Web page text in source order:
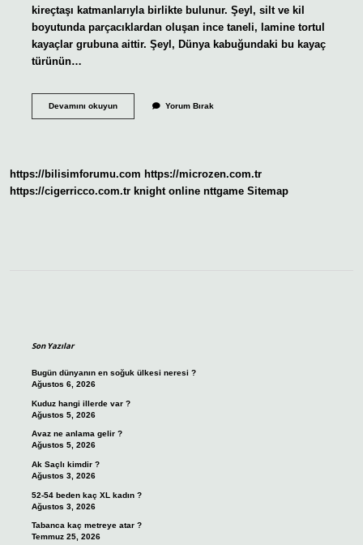
kireçtaşı katmanlarıyla birlikte bulunur. Şeyl, silt ve kil
boyutunda parçacıklardan oluşan ince taneli, lamine tortul
kayaçlar grubuna aittir. Şeyl, Dünya kabuğundaki bu kayaç
türünün…
Devamını okuyunŞeyl
Yorum Bırak
https://bilisimforumu.com https://microzen.com.tr
https://cigerricco.com.tr knight online nttgame Sitemap
Son Yazılar
Bugün dünyanın en soğuk ülkesi neresi ?
Ağustos 6, 2026
Kuduz hangi illerde var ?
Ağustos 5, 2026
Avaz ne anlama gelir ?
Ağustos 5, 2026
Ak Saçlı kimdir ?
Ağustos 3, 2026
52-54 beden kaç XL kadın ?
Ağustos 3, 2026
Tabanca kaç metreye atar ?
Temmuz 25, 2026